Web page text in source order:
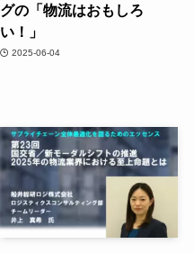
グの「物流はおもしろ
い！」
2025-06-04